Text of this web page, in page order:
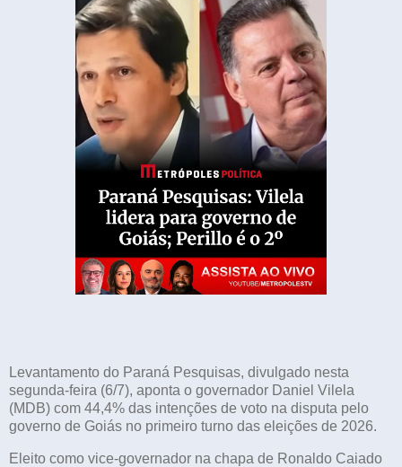
Levantamento do Paraná Pesquisas, divulgado nesta
segunda-feira (6/7), aponta o governador Daniel Vilela
(MDB) com 44,4% das intenções de voto na disputa pelo
governo de Goiás no primeiro turno das eleições de 2026.
Eleito como vice-governador na chapa de Ronaldo Caiado